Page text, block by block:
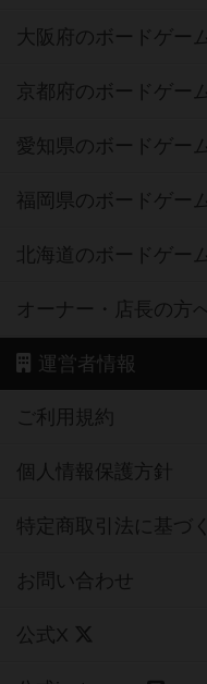
大阪府のボードゲー
京都府のボードゲー
愛知県のボードゲー
福岡県のボードゲー
北海道のボードゲー
オーナー・店長の方
運営者情報
ご利用規約
個人情報保護方針
特定商取引法に基づ
お問い合わせ
公式X